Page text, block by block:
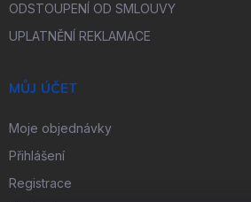
ODSTOUPENÍ OD SMLOUVY
UPLATNĚNÍ REKLAMACE
MŮJ ÚČET
Moje objednávky
Přihlášení
Registrace